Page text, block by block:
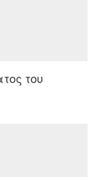
του